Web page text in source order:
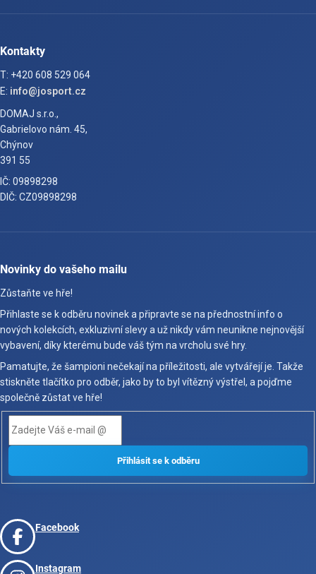
Kontakty
T: +420 608 529 064
E: info@josport.cz
DOMAJ s.r.o.,
Gabrielovo nám. 45,
Chýnov
391 55
IČ: 09898298
DIČ: CZ09898298
Novinky do vašeho mailu
Zůstaňte ve hře!
Přihlaste se k odběru novinek a připravte se na přednostní info o
nových kolekcích, exkluzivní slevy a už nikdy vám neunikne nejnovější
vybavení, díky kterému bude váš tým na vrcholu své hry.
Pamatujte, že šampioni nečekají na příležitosti, ale vytvářejí je. Takže
stiskněte tlačítko pro odběr, jako by to byl vítězný výstřel, a pojďme
společně zůstat ve hře!
Facebook
Instagram